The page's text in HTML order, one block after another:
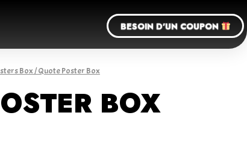
BESOIN D'UN COUPON
Box/ Quote Poster Box
BOX